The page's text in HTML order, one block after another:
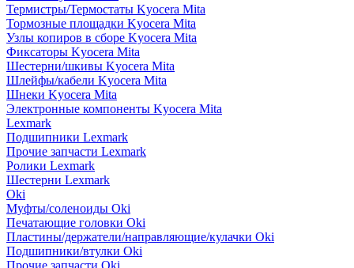
Термистры/Термостаты Kyocera Mita
Тормозные площадки Kyocera Mita
Узлы копиров в сборе Kyocera Mita
Фиксаторы Kyocera Mita
Шестерни/шкивы Kyocera Mita
Шлейфы/кабели Kyocera Mita
Шнеки Kyocera Mita
Электронные компоненты Kyocera Mita
Lexmark
Подшипники Lexmark
Прочие запчасти Lexmark
Ролики Lexmark
Шестерни Lexmark
Oki
Муфты/соленоиды Oki
Печатающие головки Oki
Пластины/держатели/направляющие/кулачки Oki
Подшипники/втулки Oki
Прочие запчасти Oki